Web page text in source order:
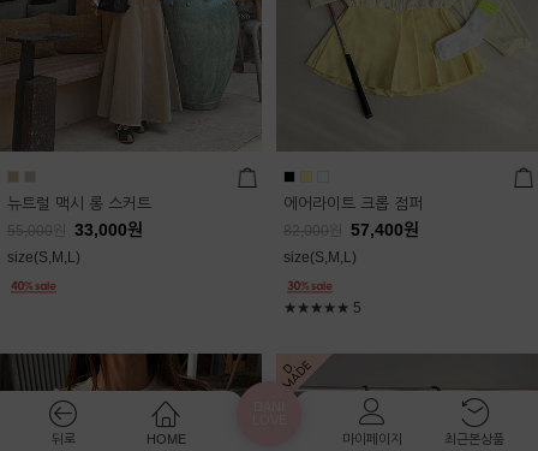
뉴트럴 맥시 롱 스커트
55,000 33,000원
size(S,M,L)
에어라이트 크롭 점퍼
82,000 57,400원
size(S,M,L)
★★★★★ 5
뒤로 HOME
마이페이지
최근본상품